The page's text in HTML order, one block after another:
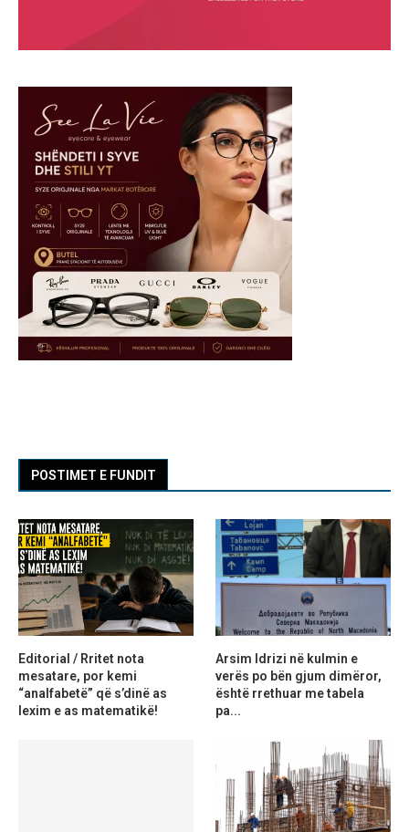
POSTIMET E FUNDIT
Editorial / Rritet nota
mesatare, por kemi
“analfabetë” që s’dinë as
lexim e as matematikë!
Arsim Idrizi në kulmin e
verës po bën gjum dimëror,
është rrethuar me tabela
pa...